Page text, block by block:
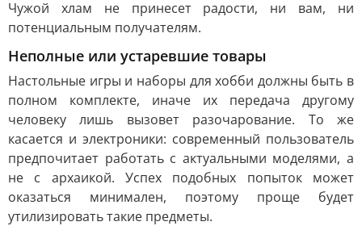
Чужой хлам не принесет радости, ни вам, ни
потенциальным получателям.
Неполные или устаревшие товары
Настольные игры и наборы для хобби должны быть в
полном комплекте, иначе их передача другому
человеку лишь вызовет разочарование. То же
касается и электроники: современный пользователь
предпочитает работать с актуальными моделями, а
не с архаикой. Успех подобных попыток может
оказаться минимален, поэтому проще будет
утилизировать такие предметы.